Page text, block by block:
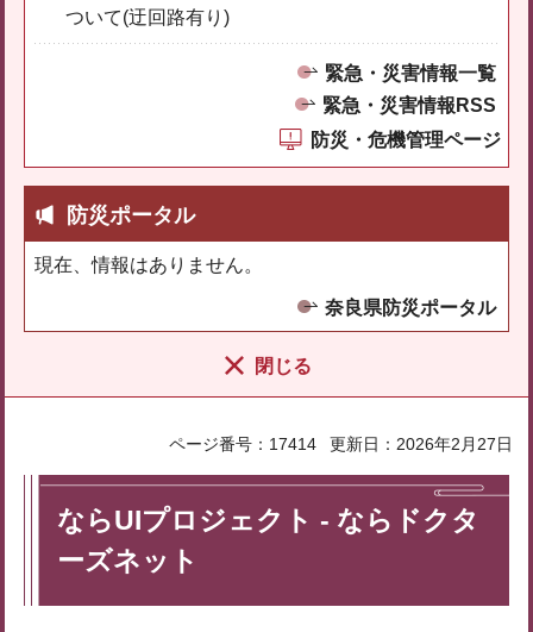
ついて(迂回路有り)
緊急・災害情報一覧
緊急・災害情報RSS
防災・危機管理ページ
防災ポータル
現在、情報はありません。
奈良県防災ポータル
閉じる
ページ番号：17414 更新日：2026年2月27日
ならUIプロジェクト - ならドクタ
ーズネット